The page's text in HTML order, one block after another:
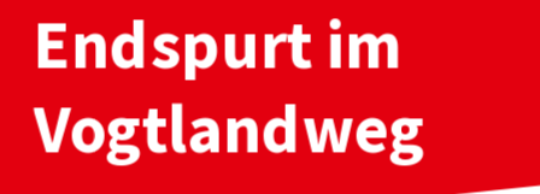
Endspurt im
Vogtlandweg